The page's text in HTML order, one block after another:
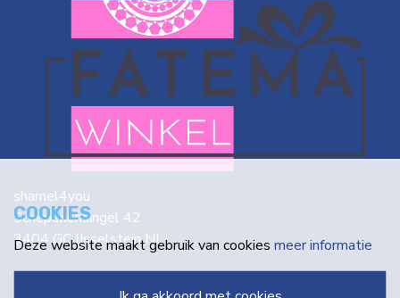
shamel4you
Schepenensingel 42
3404 GC IJsselstein NL
COOKIES
Deze website maakt gebruik van cookies meer informatie